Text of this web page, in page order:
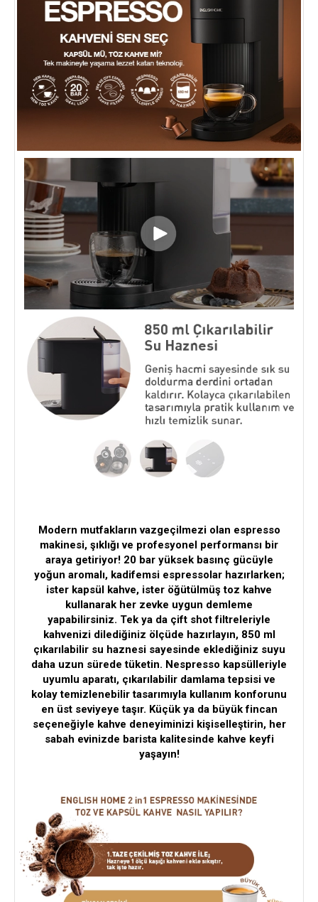
Modern mutfakların vazgeçilmezi olan espresso
makinesi, şıklığı ve profesyonel performansı bir
araya getiriyor! 20 bar yüksek basınç gücüyle
yoğun aromalı, kadifemsi espressolar hazırlarken;
ister kapsül kahve, ister öğütülmüş toz kahve
kullanarak her zevke uygun demleme
yapabilirsiniz. Tek ya da çift shot filtreleriyle
kahvenizi dilediğiniz ölçüde hazırlayın, 850 ml
çıkarılabilir su haznesi sayesinde eklediğiniz suyu
daha uzun sürede tüketin. Nespresso kapsülleriyle
uyumlu aparatı, çıkarılabilir damlama tepsisi ve
kolay temizlenebilir tasarımıyla kullanım konforunu
en üst seviyeye taşır. Küçük ya da büyük fincan
seçeneğiyle kahve deneyiminizi kişiselleştirin, her
sabah evinizde barista kalitesinde kahve keyfi
yaşayın!